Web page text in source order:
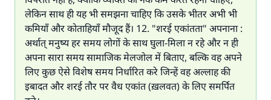
लेकिन साथ ही यह भी समझना चाहिए कि उसके भीतर अभी भी
कमियाँ और कोताहियाँ मौजूद हैं। 12. "शरई एकांतता" अपनाना :
अर्थात् मनुष्य हर समय लोगों के साथ घुला-मिला न रहे और न ही
अपना सारा समय सामाजिक मेलजोल में बिताए, बल्कि वह अपने
लिए कुछ ऐसे विशेष समय निर्धारित करे जिन्हें वह अल्लाह की
इबादत और शरई तौर पर वैध एकांत (ख़लवत) के लिए समर्पित